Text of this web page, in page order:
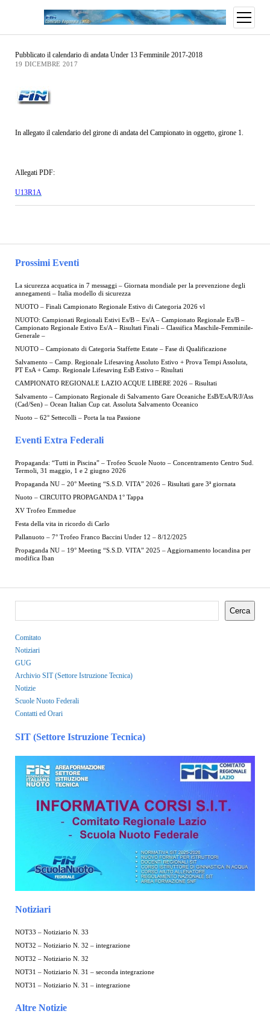
Prossimi Eventi
La sicurezza acquatica in 7 messaggi – Giornata mondiale per la prevenzione degli
annegamenti – Italia modello di sicurezza
NUOTO – Finali Campionato Regionale Estivo di Categoria 2026 vl
NUOTO: Campionati Regionali Estivi Es/B – Es/A – Campionato Regionale Es/B –
Campionato Regionale Estivo Es/A – Risultati Finali – Classifica Maschile-Femminile-
Generale –
NUOTO – Campionato di Categoria Staffette Estate – Fase di Qualificazione
Salvamento – Camp. Regionale Lifesaving Assoluto Estivo + Prova Tempi Assoluta,
PT EsA + Camp. Regionale Lifesaving EsB Estivo – Risultati
CAMPIONATO REGIONALE LAZIO ACQUE LIBERE 2026 – Risultati
Salvamento – Campionato Regionale di Salvamento Gare Oceaniche EsB/EsA/R/J/Ass
(Cad/Sen) – Ocean Italian Cup cat. Assoluta Salvamento Oceanico
Nuoto – 62° Settecolli – Porta la tua Passione
Eventi Extra Federali
Propaganda: “Tutti in Piscina” – Trofeo Scuole Nuoto – Concentramento Centro Sud.
Termoli, 31 maggio, 1 e 2 giugno 2026
Propaganda NU – 20° Meeting “S.S.D. VITA” 2026 – Risultati gare 3ª giornata
Nuoto – CIRCUITO PROPAGANDA 1° Tappa
XV Trofeo Emmedue
Festa della vita in ricordo di Carlo
Pallanuoto – 7° Trofeo Franco Baccini Under 12 – 8/12/2025
Propaganda NU – 19° Meeting “S.S.D. VITA” 2025 – Aggiornamento locandina per
modifica Iban
Pubblicato il calendario di andata Under 13 Femminile 2017-2018
19 DICEMBRE 2017
In allegato il calendario del girone di andata del Campionato in oggetto, girone 1.
Allegati PDF:
U13R1A
Cerca
Comitato
Notiziari
GUG
Archivio SIT (Settore Istruzione Tecnica)
Notizie
Scuole Nuoto Federali
Contatti ed Orari
SIT (Settore Istruzione Tecnica)
Notiziari
NOT33 – Notiziario N. 33
NOT32 – Notiziario N. 32 – integrazione
NOT32 – Notiziario N. 32
NOT31 – Notiziario N. 31 – seconda integrazione
NOT31 – Notiziario N. 31 – integrazione
Altre Notizie